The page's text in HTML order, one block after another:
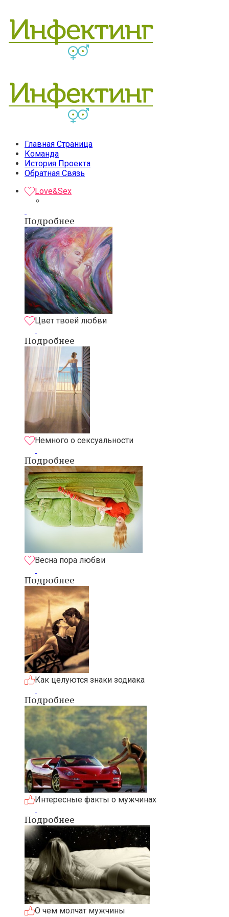
Главная Страница
Команда
История Проекта
Обратная Связь
Love&Sex
Подробнее
Цвет твоей любви
Подробнее
Немного о сексуальности
Подробнее
Весна пора любви
Подробнее
Как целуются знаки зодиака
Подробнее
Интересные факты о мужчинах
Подробнее
О чем молчат мужчины